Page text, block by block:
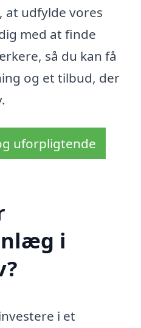
at udfylde vores
med at finde
så du kan få
og et tilbud, der
uforpligtende
i
i et